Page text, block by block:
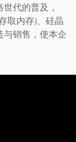
代的普及，
取内存)、硅晶
与销售，使本企